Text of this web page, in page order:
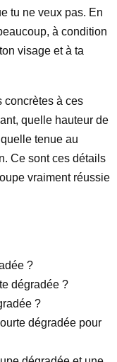
tu ne veux pas. En
à condition
visage et à ta
concrètes à ces
quelle hauteur de
tenue au
Ce sont ces détails
vraiment réussie
?
dégradée ?
?
dégradée pour